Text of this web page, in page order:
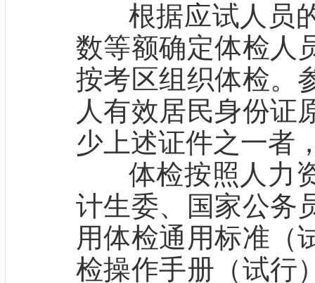
根据应试人员的
数等额确定体检人
按考区组织体检。
人有效居民身份证
少上述证件之一者
体检按照人力资
计生委、国家公务
用体检通用标准（
检操作手册（试行